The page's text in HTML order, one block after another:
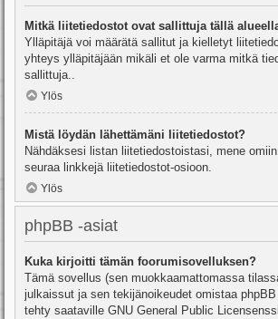
Mitkä liitetiedostot ovat sallittuja tällä
Ylläpitäjä voi määrätä sallitut ja kielletyt
yhteys ylläpitäjään mikäli et ole varma mitkä
sallittuja..
Ylös
Mistä löydän lähettämäni liitetiedostot?
Nähdäksesi listan liitetiedostoistasi, mene
seuraa linkkejä liitetiedostot-osioon.
Ylös
phpBB -asiat
Kuka kirjoitti tämän foorumisovelluksen?
Tämä sovellus (sen muokkaamattomassa
julkaissut ja sen tekijänoikeudet omistaa
tehty saataville GNU General Public